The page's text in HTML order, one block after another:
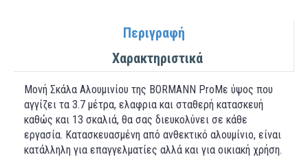
Περιγραφή
Χαρακτηριστικά
Μονή Σκάλα Αλουμινίου της BORMANN ProΜε ύψος που
αγγίζει τα 3.7 μέτρα, ελαφρια και σταθερή κατασκευή
καθώς και 13 σκαλιά, θα σας διευκολύνει σε κάθε
εργασία. Κατασκευασμένη από ανθεκτικό αλουμίνιο, είναι
κατάλληλη για επαγγελματίες αλλά και για οικιακή χρήση.